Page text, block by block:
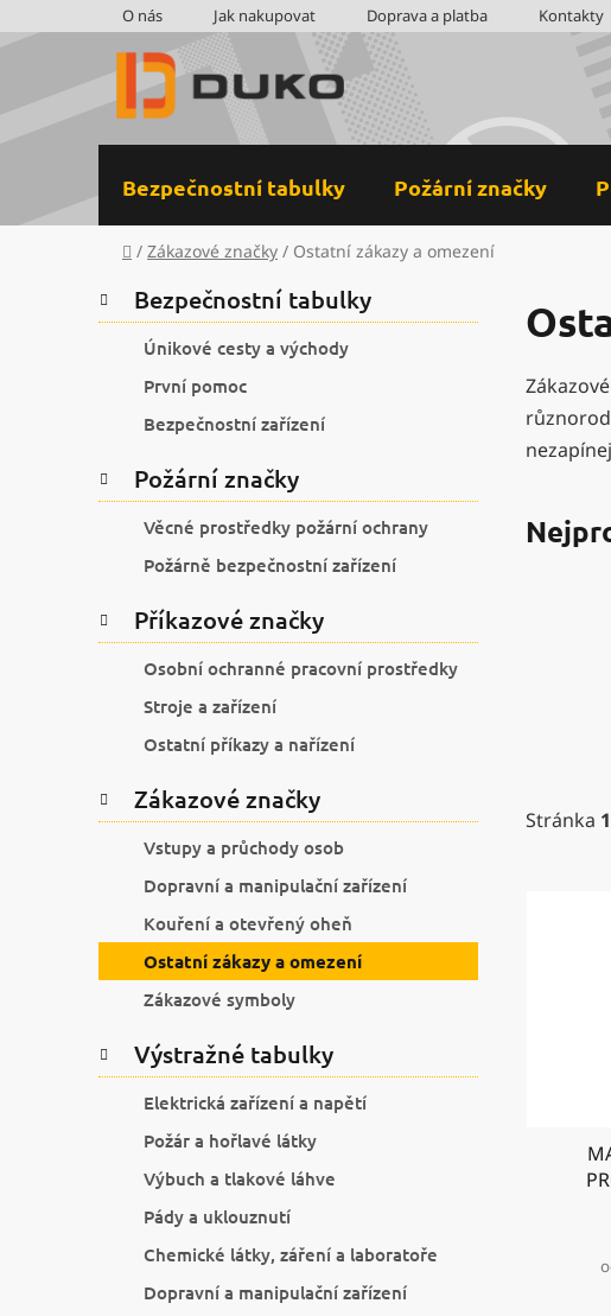
na
O nás Jak nakupovat Doprava a platba Kontakty
Bezpečnostní tabulky Požární značky
Domů
/ Zákazové značky / Ostatní zákazy a omezení
P
o
n
n
n
Přeskočit
kategorie
K
a
i
e
Bezpečnostní tabulky
Únikové cesty a východy
První pomoc
Bezpečnostní zařízení
Požární značky
Věcné prostředky požární ochrany
Požárně bezpečnostní zařízení
Příkazové značky
Osobní ochranné pracovní prostředky
Stroje a zařízení
Ostatní příkazy a nařízení
Zákazové značky
Vstupy a průchody osob
Dopravní a manipulační zařízení
Kouření a otevřený oheň
Ostatní zákazy a omezení
Zákazové symboly
Výstražné tabulky
Elektrická zařízení a napětí
Požár a hořlavé látky
Výbuch a tlakové láhve
Pády a uklouznutí
Chemické látky, záření a laboratoře
Dopravní a manipulační zařízení
Stránka 1